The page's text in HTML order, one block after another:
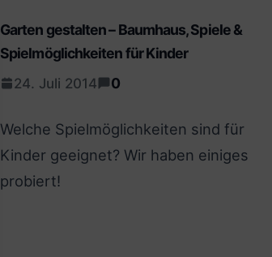
Garten gestalten – Baumhaus, Spiele &
Spielmöglichkeiten für Kinder
24. Juli 2014 0
Welche Spielmöglichkeiten sind für
Kinder geeignet? Wir haben einiges
probiert!